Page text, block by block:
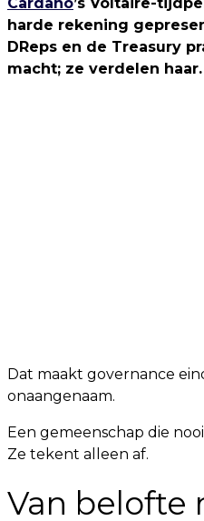
harde rekening
DReps en de Treasury
macht; ze verdelen haar.
Dat maakt governance
onaangenaam.
Een gemeenschap die
Ze tekent alleen af.
Van belofte